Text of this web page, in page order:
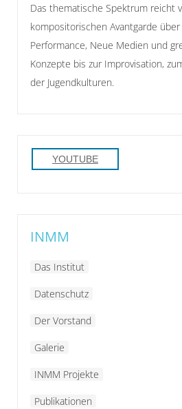
Das thematische Spektrum reicht
kompositorischen Avantgarde über
Performance, Neue Medien und
Konzepte bis zur Improvisation,
der Jugendkulturen.
YOUTUBE
INMM
Das Institut
Datenschutz
Der Vorstand
Galerie
INMM Projekte
Publikationen